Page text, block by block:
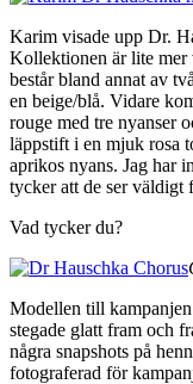
Karim visade upp Dr.
Kollektionen är lite mer
består bland annat av
en beige/blå. Vidare
rouge med tre nyanser
läppstift i en mjuk rosa
aprikos nyans. Jag har
tycker att de ser väldigt
Vad tycker du?
Modellen till
stegade glatt fram och
några snapshots på
fotograferad för